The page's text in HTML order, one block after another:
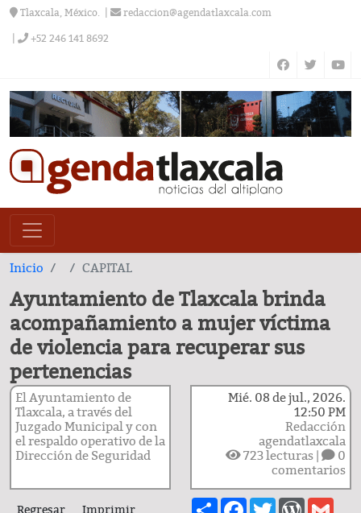
Tlaxcala, México. redaccion@agendatlaxcala.com
+52 246 141 8692
Inicio CAPITAL
Ayuntamiento de Tlaxcala brinda
acompañamiento a mujer víctima
de violencia para recuperar sus
pertenencias
El Ayuntamiento de
Tlaxcala, a través del
Juzgado Municipal y con
el respaldo operativo de la
Dirección de Seguridad
Mié. 08 de jul., 2026.
12:50 PM
Redacción
agendatlaxcala
723lecturas |
0
comentarios
ShareFacebook
Twitter